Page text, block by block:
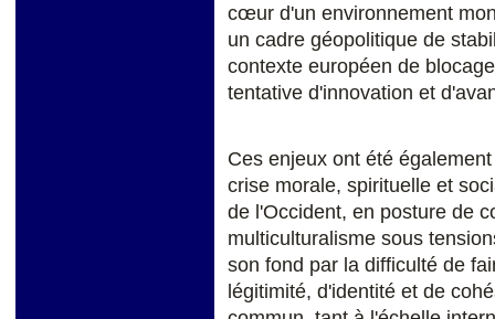
cœur d'un environnement
un cadre géopolitique de
contexte européen de
tentative d'innovation et
Ces enjeux ont été
crise morale, spirituelle et
de l'Occident, en posture de
multiculturalisme sous
son fond par la difficulté de
légitimité, d'identité et de